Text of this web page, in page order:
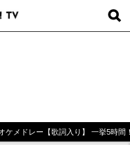
ケメドレー【歌詞入り】 一挙5時間